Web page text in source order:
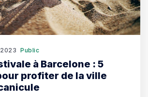
Public
à Barcelone : 5
profiter de la ville